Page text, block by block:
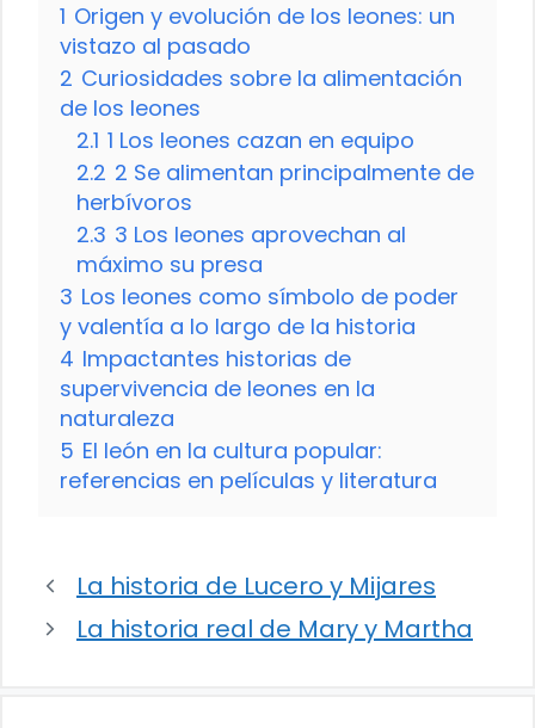
1 Origen y evolución de los leones: un
vistazo al pasado
2 Curiosidades sobre la alimentación
de los leones
2.1 1 Los leones cazan en equipo
2.2 2 Se alimentan principalmente de
herbívoros
2.3 3 Los leones aprovechan al
máximo su presa
3 Los leones como símbolo de poder
y valentía a lo largo de la historia
4 Impactantes historias de
supervivencia de leones en la
naturaleza
5 El león en la cultura popular:
referencias en películas y literatura
La historia de Lucero y Mijares
La historia real de Mary y Martha